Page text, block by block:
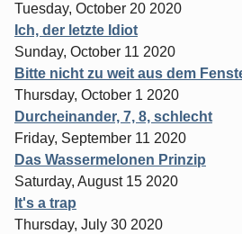
Tuesday, October 20 2020
Ich, der letzte Idiot
Sunday, October 11 2020
Bitte nicht zu weit aus dem
Thursday, October 1 2020
Durcheinander, 7, 8, schlecht
Friday, September 11 2020
Das Wassermelonen Prinzip
Saturday, August 15 2020
It's a trap
Thursday, July 30 2020